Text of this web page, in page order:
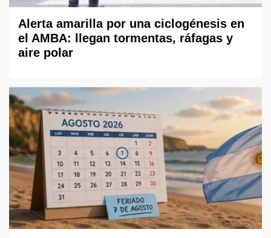
Alerta amarilla por una ciclogénesis en
el AMBA: llegan tormentas, ráfagas y
aire polar